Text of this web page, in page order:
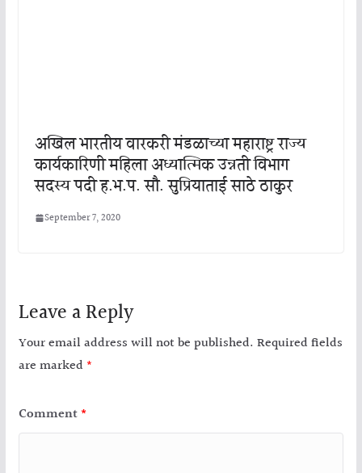
अखिल भारतीय वारकरी मंडळाच्या महाराष्ट्र राज्य
कार्यकारिणी महिला अध्यात्मिक उन्नती विभाग
सदस्य पदी ह.भ.प. सौ. सुप्रियाताई साठे ठाकुर
September 7, 2020
Leave a Reply
Your email address will not be published. Required fields
are marked *
Comment *